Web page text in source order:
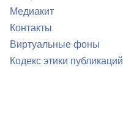
Медиакит
Контакты
Виртуальные фоны
Кодекс этики публикаций